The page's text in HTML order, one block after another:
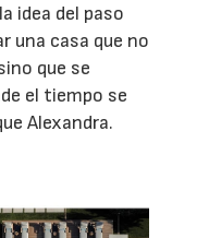
idea del paso
una casa que no
que se
el tiempo se
Alexandra.